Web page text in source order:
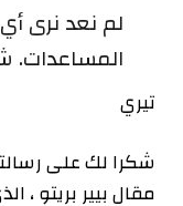
لم نعد نرى
المساعدات.
تيري
شكرا لك على